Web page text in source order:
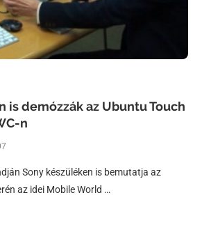
is demózzák az Ubuntu Touch
n
Sony készüléken is bemutatja az
az idei Mobile World …